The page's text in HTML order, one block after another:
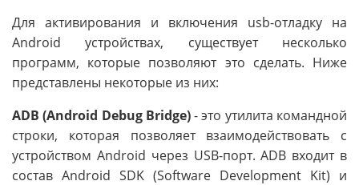
Для активирования и включения usb-отладку на
Android устройствах, существует несколько
программ, которые позволяют это сделать. Ниже
представлены некоторые из них:
ADB (Android Debug Bridge)- это утилита командной
строки, которая позволяет взаимодействовать с
устройством Android через USB-порт. ADB входит в
состав Android SDK (Software Development Kit) и